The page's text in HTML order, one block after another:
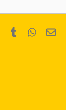
Pinterest
Tumblr